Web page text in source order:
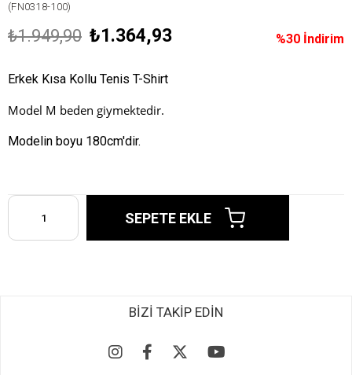
(FN0318-100)
%30 İndirim
₺1.949,90 ₺1.364,93
Erkek Kısa Kollu Tenis T-Shirt
Model M beden giymektedir.
Modelin boyu 180cm'dir.
BİZİ TAKİP EDİN